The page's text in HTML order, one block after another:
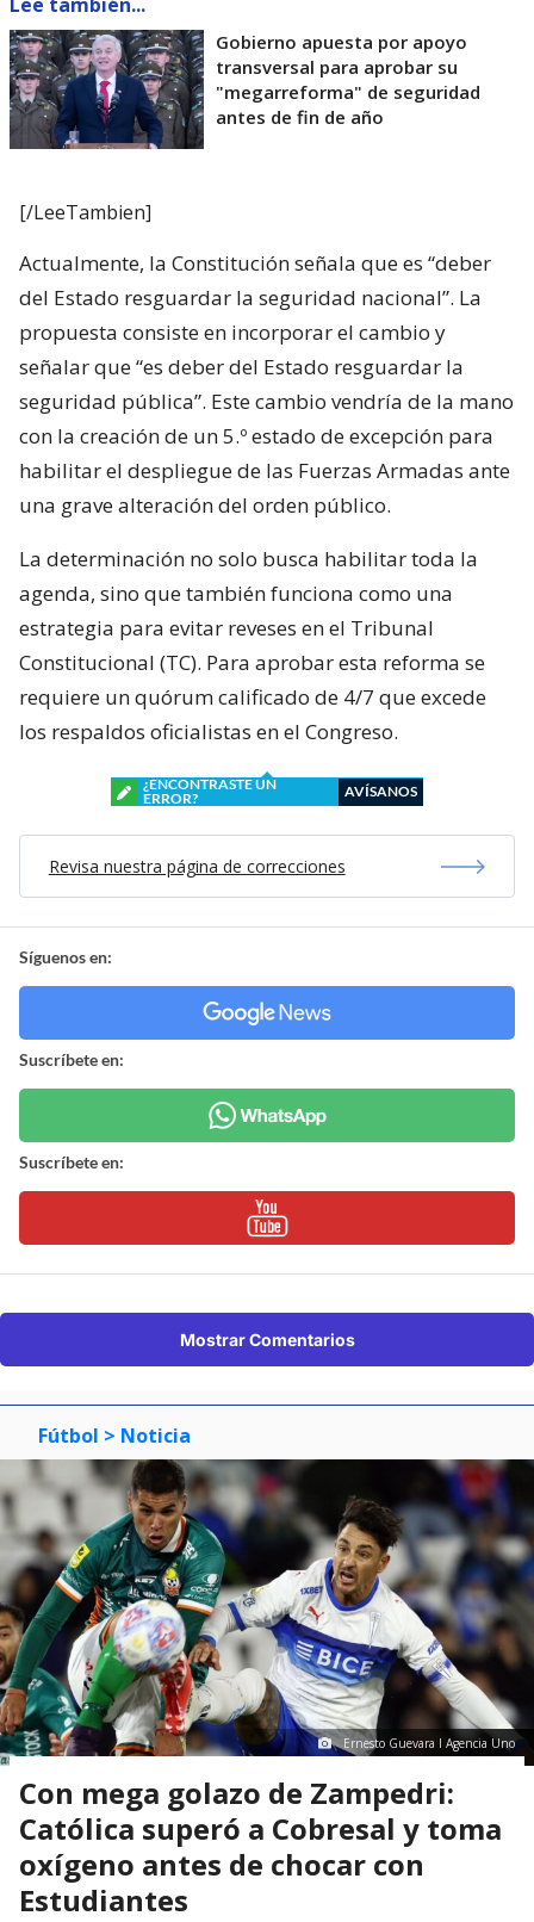
Gobierno apuesta por apoyo
transversal para aprobar su
"megarreforma" de seguridad
antes de fin de año
[/LeeTambien]
Actualmente, la Constitución señala que es “deber
del Estado resguardar la seguridad nacional”. La
propuesta consiste en incorporar el cambio y
señalar que “es deber del Estado resguardar la
seguridad pública”. Este cambio vendría de la mano
con la creación de un 5.º estado de excepción para
habilitar el despliegue de las Fuerzas Armadas ante
una grave alteración del orden público.
La determinación no solo busca habilitar toda la
agenda, sino que también funciona como una
estrategia para evitar reveses en el Tribunal
Constitucional (TC). Para aprobar esta reforma se
requiere un quórum calificado de 4/7 que excede
los respaldos oficialistas en el Congreso.
¿ENCONTRASTE UN
ERROR?
AVÍSANOS
Revisa nuestra página de correcciones
Síguenos en:
Suscríbete en:
Suscríbete en:
Mostrar Comentarios
Fútbol > Noticia
Ernesto Guevara I Agencia Uno
Con mega golazo de Zampedri:
Católica superó a Cobresal y toma
oxígeno antes de chocar con
Estudiantes